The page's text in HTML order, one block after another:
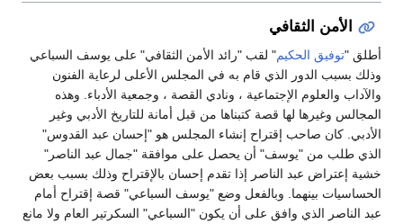
الأمن الثقافي
أطلق "توفيق الحكيم" لقب "رائد الأمن الثقافي" على يوسف السباعي
وذلك بسبب الدور الذي قام به في المجلس الأعلى لرعاية الفنون
والآداب والعلوم الإجتماعية ، ونادي القصة ، وجمعية الأدباء. وهذه
المجالس وغيرها لها قصة كتبناها من قبل أمانة للتاريخ الأدبي وغير
الأدبي. كان صاحب إقتراح إنشاء المجلس هو "إحسان عبد القدوس"
الذي طلب من "يوسف" أن يحصل على موافقة "جمال عبد الناصر"
خشية إعتراض عبد الناصر إذا تقدم إحسان بالإقتراح وذلك بسبب بعض
الحساسيات بينهما. وبالفعل وضع "يوسف السباعي" قصة إقتراح أمام
عبد الناصر الذي وافق على أن يكون "السباعي" السكرتير العام ولا مانع